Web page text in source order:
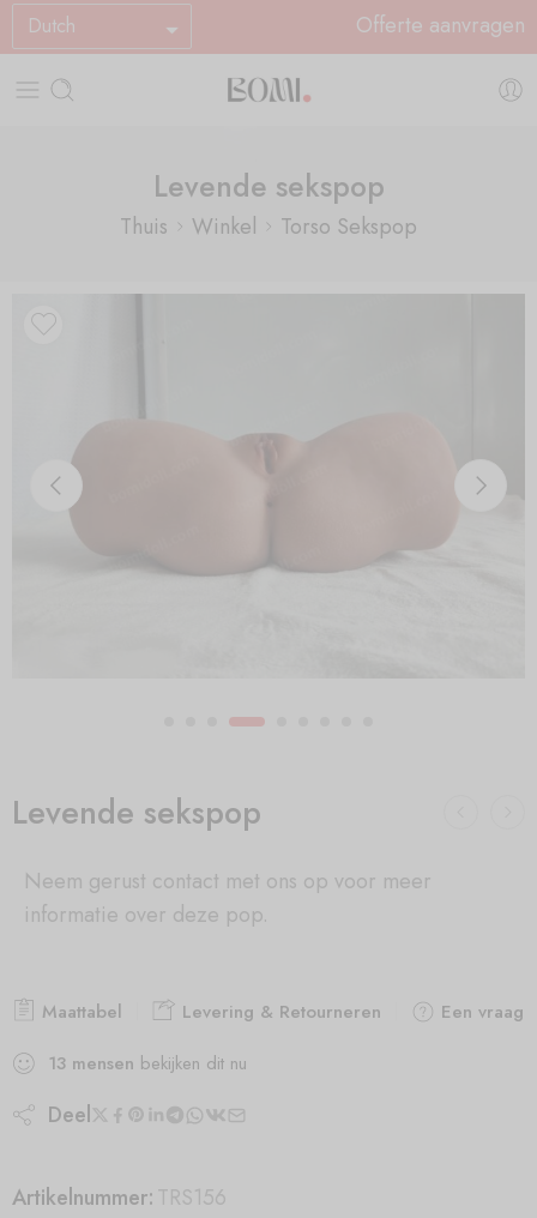
Dutch Offerte aanvragen
Levende sekspop
Thuis Winkel Torso Sekspop
Levende sekspop
Neem gerust contact met ons op voor meer
informatie over deze pop.
Maattabel Levering & Retourneren
Een vraag
13 mensen bekijken dit nu
Deel
Artikelnummer:TRS156